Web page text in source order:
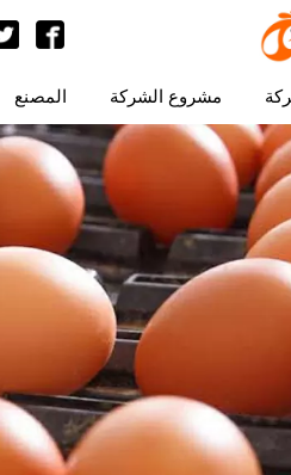
مشروع الشركة المصنع